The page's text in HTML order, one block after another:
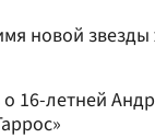
новой
16-летней